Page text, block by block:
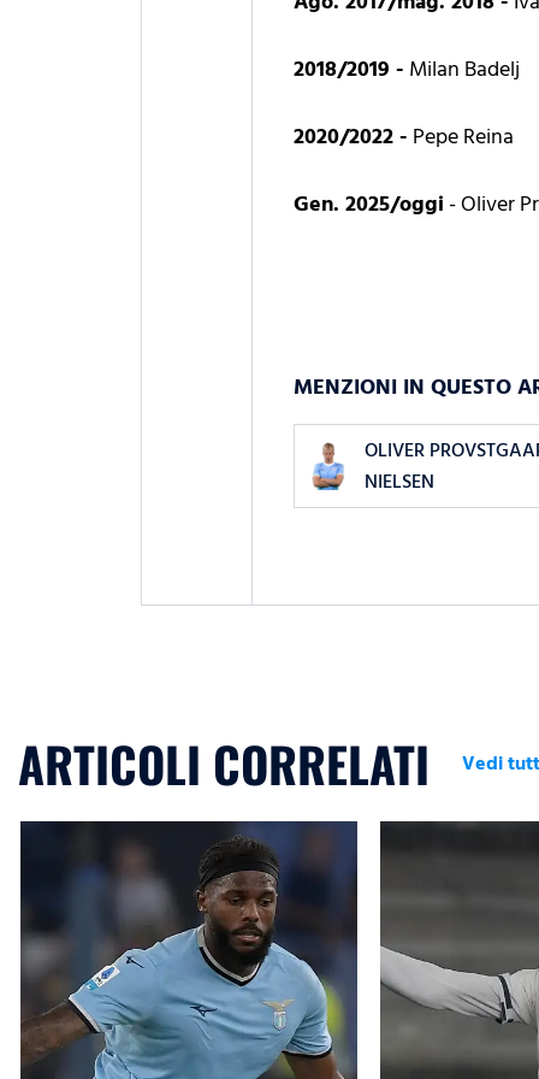
2018/2019 - Milan Badelj
2020/2022 - Pepe Reina
Gen. 2025/oggi - Oliver
MENZIONI IN QUESTO
OLIVER
NIELSEN
ARTICOLI CORRELATI Vedi